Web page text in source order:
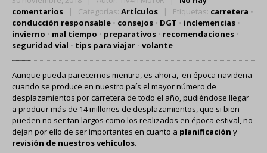
INSTALADOR OFICIAL
AUTOGAS(GLP)
OCASION
Artículos
Noticias
CONTACTO
comentarios | Categorías: Artículos | Etiquetas: carretera •
conducción responsable • consejos • DGT • inclemencias •
invierno • mal tiempo • preparativos • recomendaciones •
seguridad vial • tips para viajar • volante
Aunque pueda parecernos mentira, es ahora, en época navideña
cuando se produce en nuestro país el mayor número de
desplazamientos por carretera de todo el año, pudiéndose llegar
a producir más de 14 millones de desplazamientos, que si bien
pueden no ser tan largos como los realizados en época estival, no
dejan por ello de ser importantes en cuanto a planificación y
revisión de nuestros vehículos.